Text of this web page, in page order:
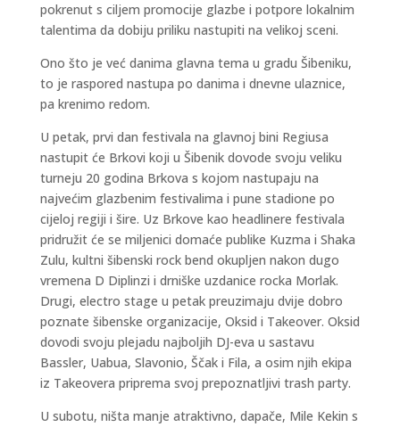
pokrenut s ciljem promocije glazbe i potpore lokalnim
talentima da dobiju priliku nastupiti na velikoj sceni.
Ono što je već danima glavna tema u gradu Šibeniku,
to je raspored nastupa po danima i dnevne ulaznice,
pa krenimo redom.
U petak, prvi dan festivala na glavnoj bini Regiusa
nastupit će Brkovi koji u Šibenik dovode svoju veliku
turneju 20 godina Brkova s kojom nastupaju na
najvećim glazbenim festivalima i pune stadione po
cijeloj regiji i šire. Uz Brkove kao headlinere festivala
pridružit će se miljenici domaće publike Kuzma i Shaka
Zulu, kultni šibenski rock bend okupljen nakon dugo
vremena D Diplinzi i drniške uzdanice rocka Morlak.
Drugi, electro stage u petak preuzimaju dvije dobro
poznate šibenske organizacije, Oksid i Takeover. Oksid
dovodi svoju plejadu najboljih DJ-eva u sastavu
Bassler, Uabua, Slavonio, Ščak i Fila, a osim njih ekipa
iz Takeovera priprema svoj prepoznatljivi trash party.
U subotu, ništa manje atraktivno, dapače, Mile Kekin s